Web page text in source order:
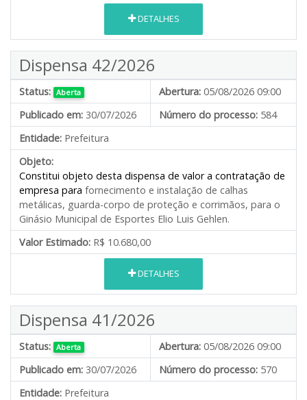
DETALHES
Dispensa 42/2026
Status: Aberta Abertura: 05/08/2026 09:00
Publicado em: 30/07/2026 Número do processo: 584
Entidade: Prefeitura
Objeto:
Constitui objeto desta dispensa de valor a contratação de
empresa para fornecimento e instalação de calhas
metálicas, guarda-corpo de proteção e corrimãos, para o
Ginásio Municipal de Esportes Elio Luis Gehlen.
Valor Estimado: R$ 10.680,00
DETALHES
Dispensa 41/2026
Status: Aberta Abertura: 05/08/2026 09:00
Publicado em: 30/07/2026 Número do processo: 570
Entidade: Prefeitura